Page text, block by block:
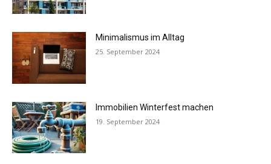
Minimalismus im Alltag
25. September 2024
Immobilien Winterfest machen
19. September 2024